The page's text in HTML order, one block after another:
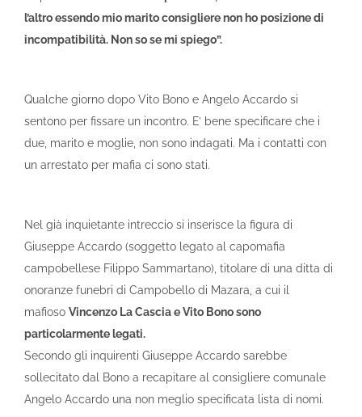
l’altro essendo mio marito consigliere non ho posizione di
incompatibilità. Non so se mi spiego”.
Qualche giorno dopo Vito Bono e Angelo Accardo si
sentono per fissare un incontro. E’ bene specificare che i
due, marito e moglie, non sono indagati. Ma i contatti con
un arrestato per mafia ci sono stati.
Nel già inquietante intreccio si inserisce la figura di
Giuseppe Accardo (soggetto legato al capomafia
campobellese Filippo Sammartano), titolare di una ditta di
onoranze funebri di Campobello di Mazara, a cui il
mafioso Vincenzo La Cascia e Vito Bono sono
particolarmente legati.
Secondo gli inquirenti Giuseppe Accardo sarebbe
sollecitato dal Bono a recapitare al consigliere comunale
Angelo Accardo una non meglio specificata lista di nomi.